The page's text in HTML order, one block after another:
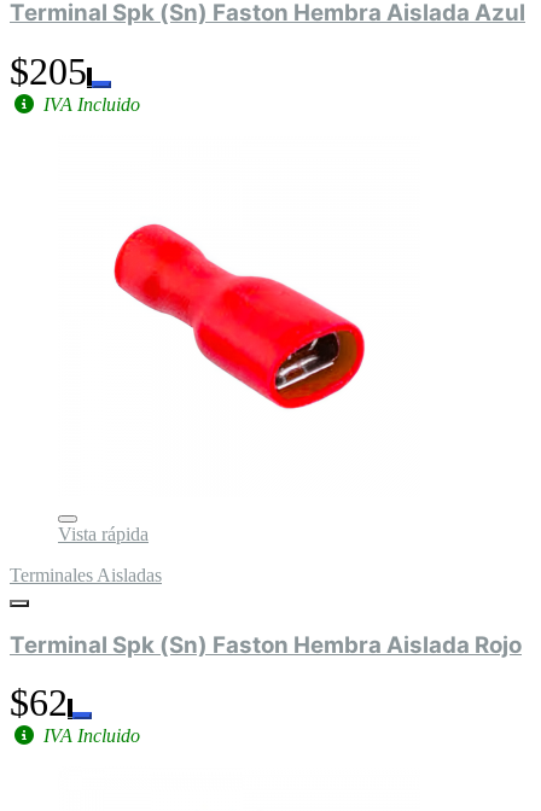
Terminal Spk (Sn) Faston Hembra Aislada Azul
$205
IVA Incluido
Vista rápida
Terminales Aisladas
Terminal Spk (Sn) Faston Hembra Aislada Rojo
$62
IVA Incluido